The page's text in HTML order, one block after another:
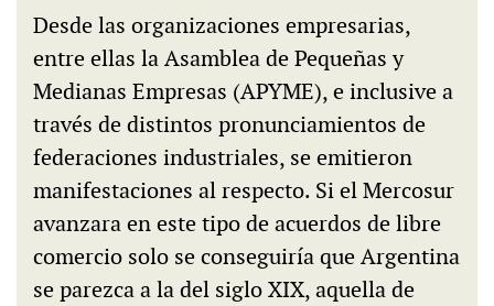
Desde las organizaciones empresarias,
entre ellas la Asamblea de Pequeñas y
Medianas Empresas (APYME), e inclusive a
través de distintos pronunciamientos de
federaciones industriales, se emitieron
manifestaciones al respecto. Si el Mercosur
avanzara en este tipo de acuerdos de libre
comercio solo se conseguiría que Argentina
se parezca a la del siglo XIX, aquella de